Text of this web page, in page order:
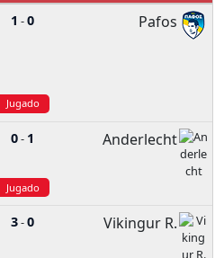
1 -0 Pafos
Jugado
0- 1 Anderlecht
Jugado
3-0 Vikingur R.